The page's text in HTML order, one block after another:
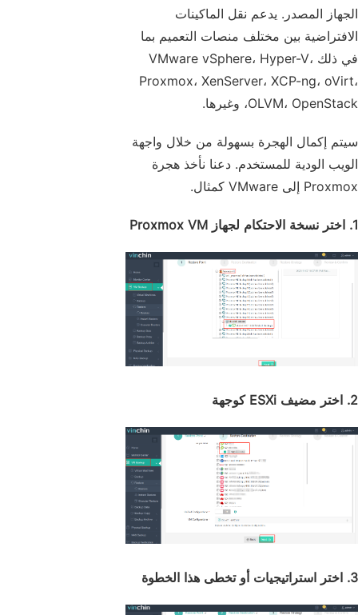
الجهاز المصدر. يدعم نقل الماكينات
الافتراضية بين مختلف منصات التعميم بما
في ذلك VMware vSphere، Hyper-V،
Proxmox، XenServer، XCP-ng، oVirt،
OLVM، OpenStack، وغيرها.
سيتم إكمال الهجرة بسهولة من خلال واجهة
الويب الودية للمستخدم. دعنا نأخذ هجرة
Proxmox إلى VMware كمثال.
1. اختر نسخة الاحتكام لجهاز Proxmox VM
2. اختر مضيف ESXi كوجهة
3. اختر استراتيجيات أو تخطى هذا الخطوة